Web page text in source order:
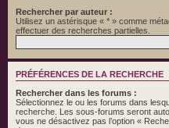
Rechercher par auteur :
Utilisez un astérisque « * » comme
effectuer des recherches partielles.
PRÉFÉRENCES DE LA RECHERCHE
Rechercher dans les forums :
Sélectionnez le ou les forums dans
recherche. Les sous-forums seront
vous ne désactivez pas l’option «